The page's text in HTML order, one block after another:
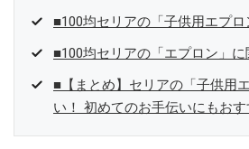
■100均セリアの「子供用エプ
■100均セリアの「エプロン」に
■【まとめ】セリアの「子供用
い！ 初めてのお手伝いにもおす